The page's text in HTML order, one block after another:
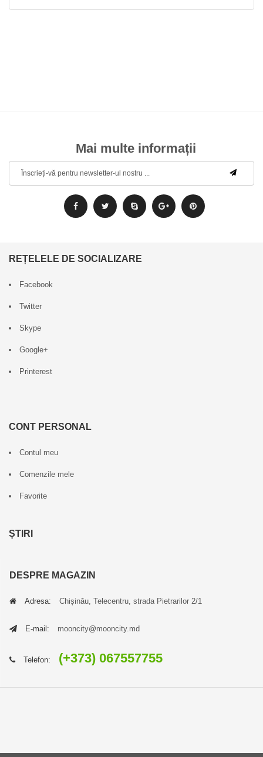
Mai multe informații
REȚELELE DE SOCIALIZARE
Facebook
Twitter
Skype
Google+
Printerest
CONT PERSONAL
Contul meu
Comenzile mele
Favorite
ȘTIRI
DESPRE MAGAZIN
Adresa: Chișinău, Telecentru, strada Pietrarilor 2/1
E-mail: mooncity@mooncity.md
Telefon: (+373) 067557755